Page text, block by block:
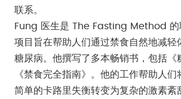
联系。
Fung 医生是 The Fasting Method 的
项目旨在帮助人们通过禁食自然地减轻
糖尿病。他撰写了多本畅销书，包括《
《禁食完全指南》。他的工作帮助人们
简单的卡路里失衡转变为复杂的激素紊